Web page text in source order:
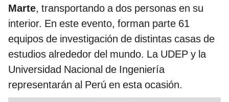
Marte, transportando a dos personas en su
interior. En este evento, forman parte 61
equipos de investigación de distintas casas de
estudios alrededor del mundo. La UDEP y la
Universidad Nacional de Ingeniería
representarán al Perú en esta ocasión.